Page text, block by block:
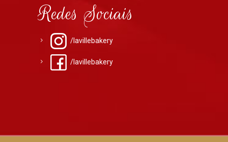
Redes Sociais
/lavillebakery
/lavillebakery